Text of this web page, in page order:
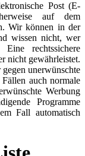
Post (E-
auf dem
Wir können in der
wissen nicht, wer
rechtssichere
nicht gewährleistet.
unerwünschte
auch normale
Werbung
Programme
Fall automatisch